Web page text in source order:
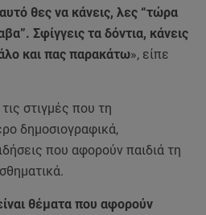
θες να κάνεις, λες “τώρα
Σφίγγεις τα δόντια, κάνεις
και πας παρακάτω», είπε
στιγμές που τη
δημοσιογραφικά,
που αφορούν παιδιά τη
θέματα που αφορούν